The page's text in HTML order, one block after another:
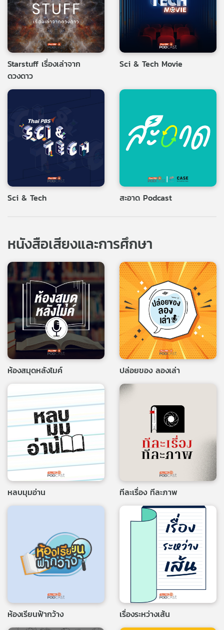
Starstuff เรื่องเล่าจาก
ดวงดาว
Sci & Tech Movie
Sci & Tech สะอาด Podcast
หนังสือเสียงและการศึกษา
ห้องสมุดหลังไมค์ ปล่อยของ ลองเล่า
หลบมุมอ่าน ทีละเรื่อง ทีละภาพ
ห้องเรียนฟ้ากว้าง เรื่องระหว่างเส้น